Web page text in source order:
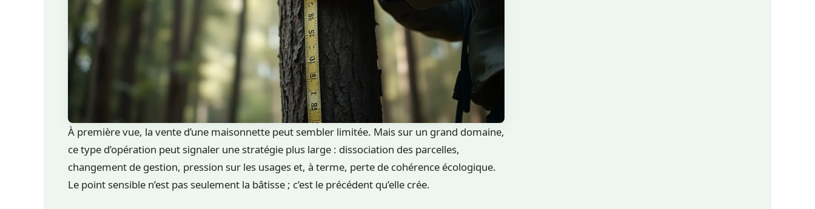
À première vue, la vente d’une maisonnette peut sembler limitée. Mais sur un grand domaine,
ce type d’opération peut signaler une stratégie plus large : dissociation des parcelles,
changement de gestion, pression sur les usages et, à terme, perte de cohérence écologique.
Le point sensible n’est pas seulement la bâtisse ; c’est le précédent qu’elle crée.